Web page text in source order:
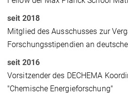
seit 2018
Mitglied des Ausschusses zur
Forschungsstipendien an
seit 2016
Vorsitzender des DECHEMA
"Chemische Energieforschung"